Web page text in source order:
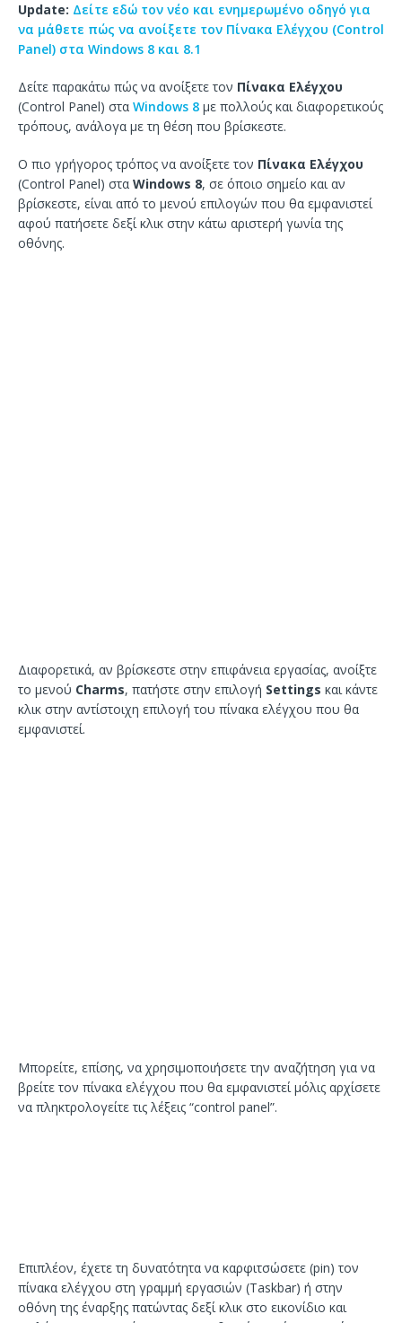
Update: Δείτε εδώ τον νέο και ενημερωμένο οδηγό για
να μάθετε πώς να ανοίξετε τον Πίνακα Ελέγχου (Control
Panel) στα Windows 8 και 8.1
Δείτε παρακάτω πώς να ανοίξετε τον Πίνακα Ελέγχου
(Control Panel) στα Windows 8 με πολλούς και διαφορετικούς
τρόπους, ανάλογα με τη θέση που βρίσκεστε.
Ο πιο γρήγορος τρόπος να ανοίξετε τον Πίνακα Ελέγχου
(Control Panel) στα Windows 8, σε όποιο σημείο και αν
βρίσκεστε, είναι από το μενού επιλογών που θα εμφανιστεί
αφού πατήσετε δεξί κλικ στην κάτω αριστερή γωνία της
οθόνης.
Διαφορετικά, αν βρίσκεστε στην επιφάνεια εργασίας, ανοίξτε
το μενού Charms, πατήστε στην επιλογή Settings και κάντε
κλικ στην αντίστοιχη επιλογή του πίνακα ελέγχου που θα
εμφανιστεί.
Μπορείτε, επίσης, να χρησιμοποιήσετε την αναζήτηση για να
βρείτε τον πίνακα ελέγχου που θα εμφανιστεί μόλις αρχίσετε
να πληκτρολογείτε τις λέξεις “control panel”.
Επιπλέον, έχετε τη δυνατότητα να καρφιτσώσετε (pin) τον
πίνακα ελέγχου στη γραμμή εργασιών (Taskbar) ή στην
οθόνη της έναρξης πατώντας δεξί κλικ στο εικονίδιο και